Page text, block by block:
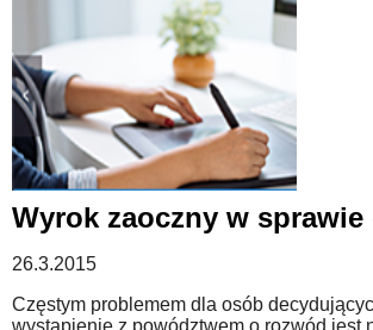
Wyrok zaoczny w sprawie
26.3.2015
Częstym problemem dla osób
wystąpienie z powództwem o rozwód jest